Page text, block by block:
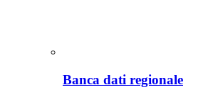
Banca dati regionale